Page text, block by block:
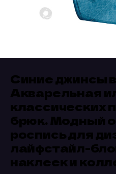
Синие джинсы
Акварельная
классических
брюк. Модный
роспись для
лайфстайл-
наклеек и